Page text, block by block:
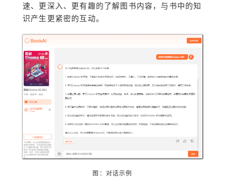
速、更深入、更有趣的了解图书内容，与书中的知
识产生更紧密的互动。
图：对话示例